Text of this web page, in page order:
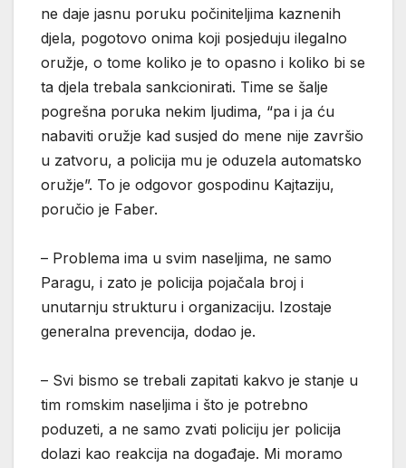
ne daje jasnu poruku počiniteljima kaznenih
djela, pogotovo onima koji posjeduju ilegalno
oružje, o tome koliko je to opasno i koliko bi se
ta djela trebala sankcionirati. Time se šalje
pogrešna poruka nekim ljudima, “pa i ja ću
nabaviti oružje kad susjed do mene nije završio
u zatvoru, a policija mu je oduzela automatsko
oružje”. To je odgovor gospodinu Kajtaziju,
poručio je Faber.
– Problema ima u svim naseljima, ne samo
Paragu, i zato je policija pojačala broj i
unutarnju strukturu i organizaciju. Izostaje
generalna prevencija, dodao je.
– Svi bismo se trebali zapitati kakvo je stanje u
tim romskim naseljima i što je potrebno
poduzeti, a ne samo zvati policiju jer policija
dolazi kao reakcija na događaje. Mi moramo